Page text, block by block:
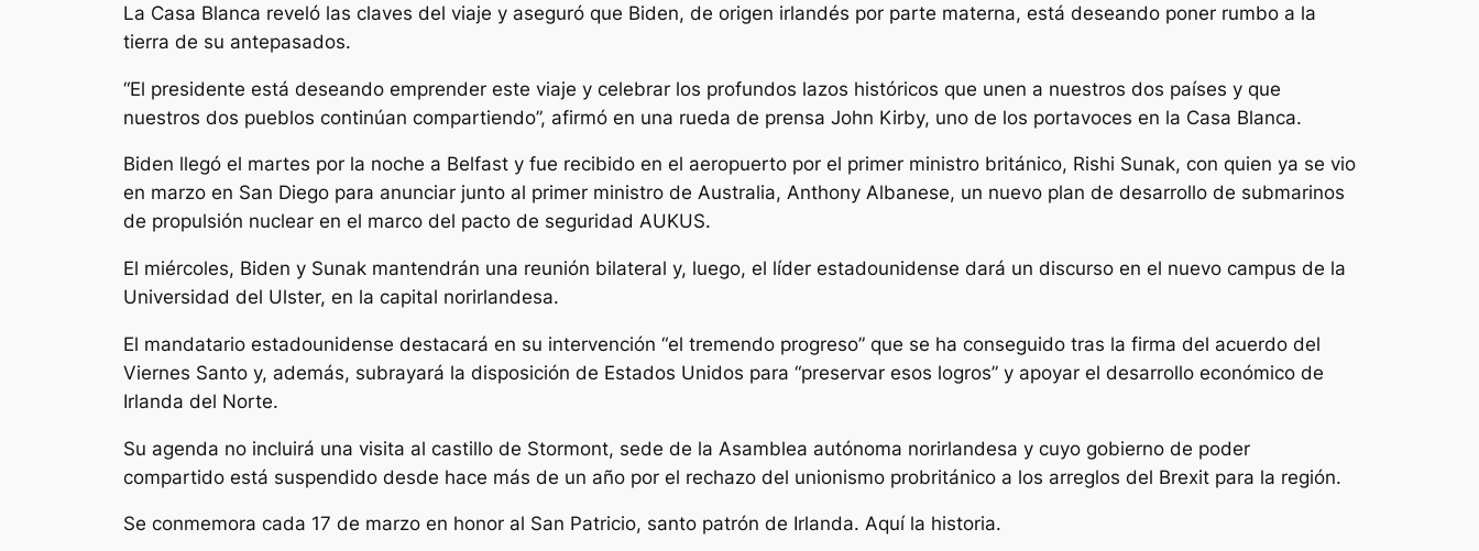
La Casa Blanca reveló las claves del viaje y aseguró que Biden, de origen irlandés por parte materna, está deseando poner rumbo a la
tierra de su antepasados.
“El presidente está deseando emprender este viaje y celebrar los profundos lazos históricos que unen a nuestros dos países y que
nuestros dos pueblos continúan compartiendo”, afirmó en una rueda de prensa John Kirby, uno de los portavoces en la Casa Blanca.
Biden llegó el martes por la noche a Belfast y fue recibido en el aeropuerto por el primer ministro británico, Rishi Sunak, con quien ya se vio
en marzo en San Diego para anunciar junto al primer ministro de Australia, Anthony Albanese, un nuevo plan de desarrollo de submarinos
de propulsión nuclear en el marco del pacto de seguridad AUKUS.
El miércoles, Biden y Sunak mantendrán una reunión bilateral y, luego, el líder estadounidense dará un discurso en el nuevo campus de la
Universidad del Ulster, en la capital norirlandesa.
El mandatario estadounidense destacará en su intervención “el tremendo progreso” que se ha conseguido tras la firma del acuerdo del
Viernes Santo y, además, subrayará la disposición de Estados Unidos para “preservar esos logros” y apoyar el desarrollo económico de
Irlanda del Norte.
Su agenda no incluirá una visita al castillo de Stormont, sede de la Asamblea autónoma norirlandesa y cuyo gobierno de poder
compartido está suspendido desde hace más de un año por el rechazo del unionismo probritánico a los arreglos del Brexit para la región.
Se conmemora cada 17 de marzo en honor al San Patricio, santo patrón de Irlanda. Aquí la historia.